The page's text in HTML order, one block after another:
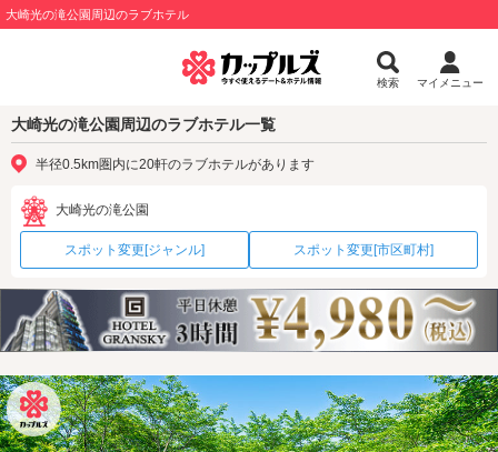
大崎光の滝公園周辺のラブホテル
検索 マイメニュー
大崎光の滝公園周辺のラブホテル一覧
半径0.5km圏内に20軒のラブホテルがあります
大崎光の滝公園
スポット変更[ジャンル] スポット変更[市区町村]